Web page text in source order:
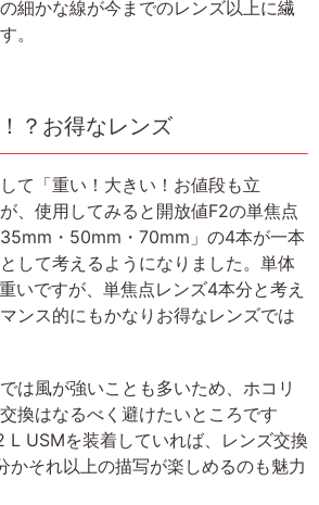
細かな線が今までのレンズ以上に繊
。
？お得なレンズ
て「重い！大きい！お値段も立
、使用してみると開放値F2の単焦点
・50mm・70mm」の4本が一本
して考えるようになりました。単体
いですが、単焦点レンズ4本分と考え
ンス的にもかなりお得なレンズでは
は風が強いことも多いため、ホコリ
換はなるべく避けたいところです
L USMを装着していれば、レンズ交換
かそれ以上の描写が楽しめるのも魅力